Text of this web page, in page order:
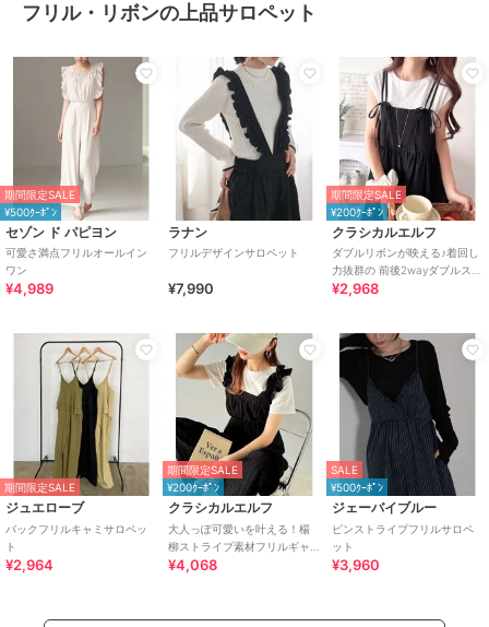
フリル・リボンの上品サロペット
期間限定SALE
¥500ｸｰﾎﾟﾝ
セゾン ド パピヨン
可愛さ満点フリルオールイン
ワン
¥4,989
ラナン
フリルデザインサロペット
¥7,990
期間限定SALE
¥200ｸｰﾎﾟﾝ
クラシカルエルフ
ダブルリボンが映える♪着回し
力抜群の 前後2wayダブルスト
ラップリボン紐サロペット
¥2,968
期間限定SALE
ジュエローブ
バックフリルキャミサロペッ
ト
¥2,964
期間限定SALE
¥200ｸｰﾎﾟﾝ
クラシカルエルフ
大人っぽ可愛いを叶える！楊
柳ストライプ素材フリルギャ
ザーショルダー オールインワ
¥4,068
SALE
¥500ｸｰﾎﾟﾝ
ジェーバイブルー
ピンストライプフリルサロペ
ット
¥3,960